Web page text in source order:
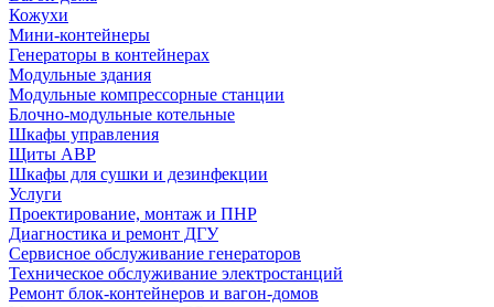
Кожухи
Мини-контейнеры
Генераторы в контейнерах
Модульные здания
Модульные компрессорные станции
Блочно-модульные котельные
Шкафы управления
Щиты АВР
Шкафы для сушки и дезинфекции
Услуги
Проектирование, монтаж и ПНР
Диагностика и ремонт ДГУ
Сервисное обслуживание генераторов
Техническое обслуживание электростанций
Ремонт блок-контейнеров и вагон-домов